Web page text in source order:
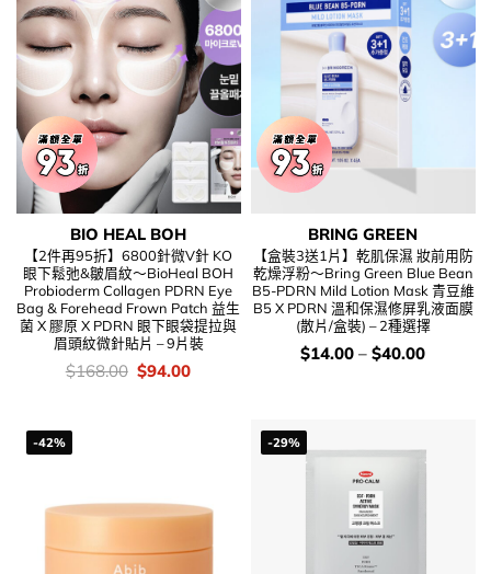
BIO HEAL BOH
【2件再95折】6800針微V針 KO
眼下鬆弛&皺眉紋～BioHeal BOH
Probioderm Collagen PDRN Eye
Bag & Forehead Frown Patch 益生
菌 X 膠原 X PDRN 眼下眼袋提拉與
眉頭紋微針貼片 – 9片裝
價
錢：
$168.00 Original
price
$94.00Current
BRING GREEN
【盒裝3送1片】乾肌保濕 妝前用防
乾燥浮粉～Bring Green Blue Bean
B5-PDRN Mild Lotion Mask 青豆維
B5 X PDRN 溫和保濕修屏乳液面膜
(散片/盒裝) – 2種選擇
價
錢：
$14.00 – $40.00
-42% -29%